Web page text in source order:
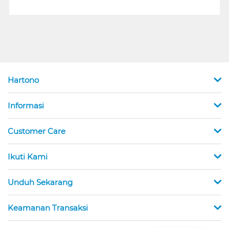
Hartono
Informasi
Customer Care
Ikuti Kami
Unduh Sekarang
Keamanan Transaksi